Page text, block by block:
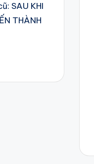
SAU KHI
THÀNH